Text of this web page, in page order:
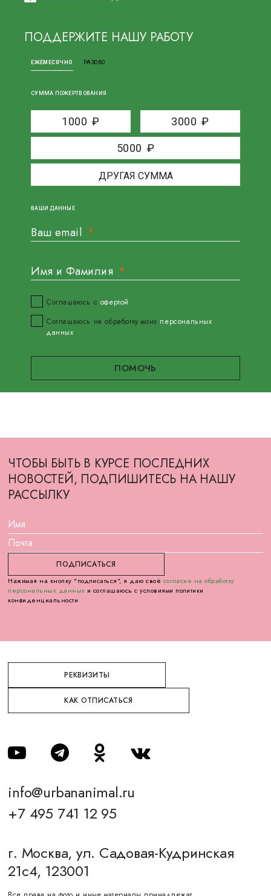
ПОДДЕРЖИТЕ НАШУ РАБОТУ
ЕЖЕМЕСЯЧНО РАЗОВО
СУММА ПОЖЕРТВОВАНИЯ
1000 ₽ 3000 ₽
5000 ₽
ВАШИ ДАННЫЕ
Ваш email
Имя и Фамилия
Соглашаюсь с офертой
Соглашаюсь на обработку моих персональных
данных
ЧТОБЫ БЫТЬ В КУРСЕ ПОСЛЕДНИХ
НОВОСТЕЙ, ПОДПИШИТЕСЬ НА НАШУ
РАССЫЛКУ
Нажимая на кнопку "подписаться", я даю своё согласие на обработку
персональных данных и соглашаюсь с условиями политики
конфиденциальности
РЕКВИЗИТЫ
КАК ОТПИСАТЬСЯ
info@urbananimal.ru
+7 495 741 12 95
г. Москва, ул. Садовая-Кудринская
21с4, 123001